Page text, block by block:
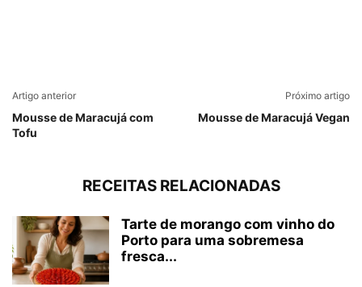
Artigo anterior
Mousse de Maracujá com
Tofu
Próximo artigo
Mousse de Maracujá Vegan
RECEITAS RELACIONADAS
Tarte de morango com vinho do
Porto para uma sobremesa
fresca...